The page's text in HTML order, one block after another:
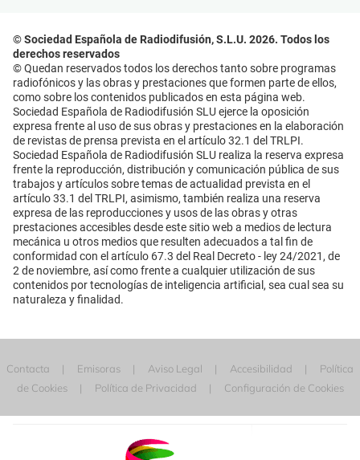
© Sociedad Española de Radiodifusión, S.L.U. 2026. Todos los
derechos reservados
© Quedan reservados todos los derechos tanto sobre programas
radiofónicos y las obras y prestaciones que formen parte de ellos,
como sobre los contenidos publicados en esta página web.
Sociedad Española de Radiodifusión SLU ejerce la oposición
expresa frente al uso de sus obras y prestaciones en la elaboración
de revistas de prensa prevista en el artículo 32.1 del TRLPI.
Sociedad Española de Radiodifusión SLU realiza la reserva expresa
frente la reproducción, distribución y comunicación pública de sus
trabajos y artículos sobre temas de actualidad prevista en el
artículo 33.1 del TRLPI, asimismo, también realiza una reserva
expresa de las reproducciones y usos de las obras y otras
prestaciones accesibles desde este sitio web a medios de lectura
mecánica u otros medios que resulten adecuados a tal fin de
conformidad con el artículo 67.3 del Real Decreto - ley 24/2021, de
2 de noviembre, así como frente a cualquier utilización de sus
contenidos por tecnologías de inteligencia artificial, sea cual sea su
naturaleza y finalidad.
Contacta Emisoras Aviso Legal Accesibilidad
Política
de Cookies
Política de Privacidad Configuración de Cookies